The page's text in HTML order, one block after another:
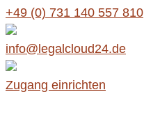
+49 (0) 731 140 557 810
info@legalcloud24.de
Zugang einrichten